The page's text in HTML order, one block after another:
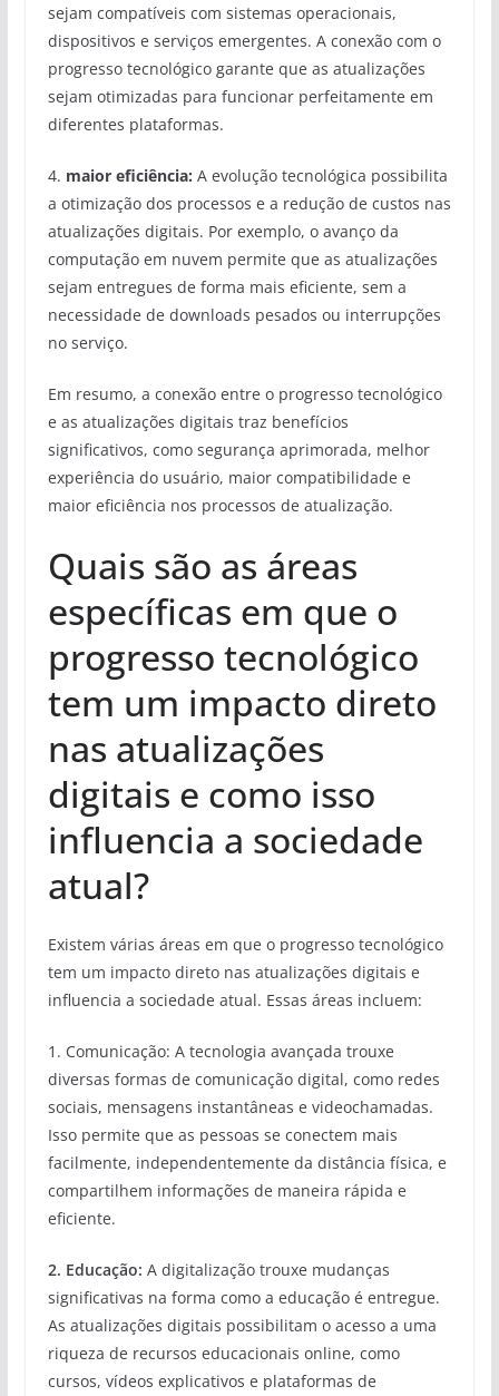
sejam compatíveis com sistemas operacionais,
dispositivos e serviços emergentes. A conexão com o
progresso tecnológico garante que as atualizações
sejam otimizadas para funcionar perfeitamente em
diferentes plataformas.
4. maior eficiência: A evolução tecnológica possibilita
a otimização dos processos e a redução de custos nas
atualizações digitais. Por exemplo, o avanço da
computação em nuvem permite que as atualizações
sejam entregues de forma mais eficiente, sem a
necessidade de downloads pesados ou interrupções
no serviço.
Em resumo, a conexão entre o progresso tecnológico
e as atualizações digitais traz benefícios
significativos, como segurança aprimorada, melhor
experiência do usuário, maior compatibilidade e
maior eficiência nos processos de atualização.
Quais são as áreas
específicas em que o
progresso tecnológico
tem um impacto direto
nas atualizações
digitais e como isso
influencia a sociedade
atual?
Existem várias áreas em que o progresso tecnológico
tem um impacto direto nas atualizações digitais e
influencia a sociedade atual. Essas áreas incluem:
1. Comunicação: A tecnologia avançada trouxe
diversas formas de comunicação digital, como redes
sociais, mensagens instantâneas e videochamadas.
Isso permite que as pessoas se conectem mais
facilmente, independentemente da distância física, e
compartilhem informações de maneira rápida e
eficiente.
2. Educação: A digitalização trouxe mudanças
significativas na forma como a educação é entregue.
As atualizações digitais possibilitam o acesso a uma
riqueza de recursos educacionais online, como
cursos, vídeos explicativos e plataformas de